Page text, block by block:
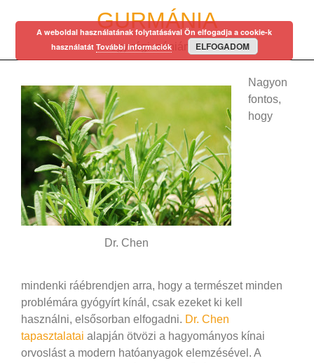
GURMÁNIA
egy régi mániám…
Dr. Chen
Nagyon
fontos,
hogy
mindenki ráébrendjen arra, hogy a természet minden
problémára gyógyírt kínál, csak ezeket ki kell
használni, elsősorban elfogadni. Dr. Chen
tapasztalatai alapján ötvözi a hagyományos kínai
orvoslást a modern hatóanyagok elemzésével. A
A weboldal használatának folytatásával Ön elfogadja a cookie-k
használatát További információk ELFOGADOM